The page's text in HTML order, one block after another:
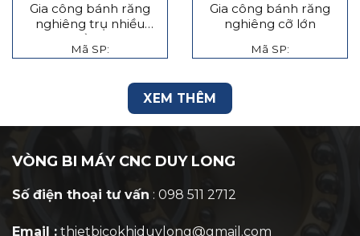
Gia công bánh răng
nghiêng trụ nhiều
tầng
Mã SP:
Gia công bánh răng
nghiêng cỡ lớn
Mã SP:
XEM THÊM
VÒNG BI MÁY CNC DUY LONG
Số điện thoại tư vấn : 098 511 2712
Email : thietbicokhiduylong@gmail.com